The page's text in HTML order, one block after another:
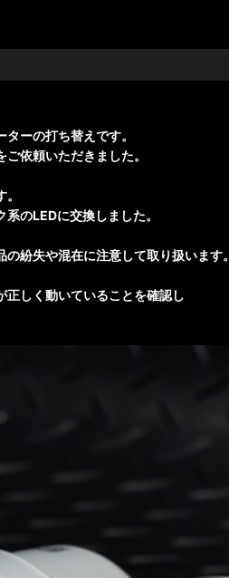
ーの打ち替えです。
依頼いただきました。
のLEDに交換しました。
紛失や混在に注意して取り扱います。
正しく動いていることを確認し